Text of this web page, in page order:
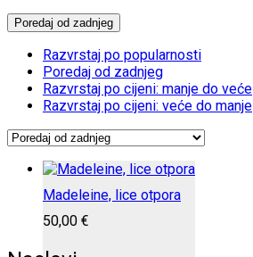
Poredaj od zadnjeg
Razvrstaj po popularnosti
Poredaj od zadnjeg
Razvrstaj po cijeni: manje do veće
Razvrstaj po cijeni: veće do manje
Madeleine, lice otpora
50,00 €